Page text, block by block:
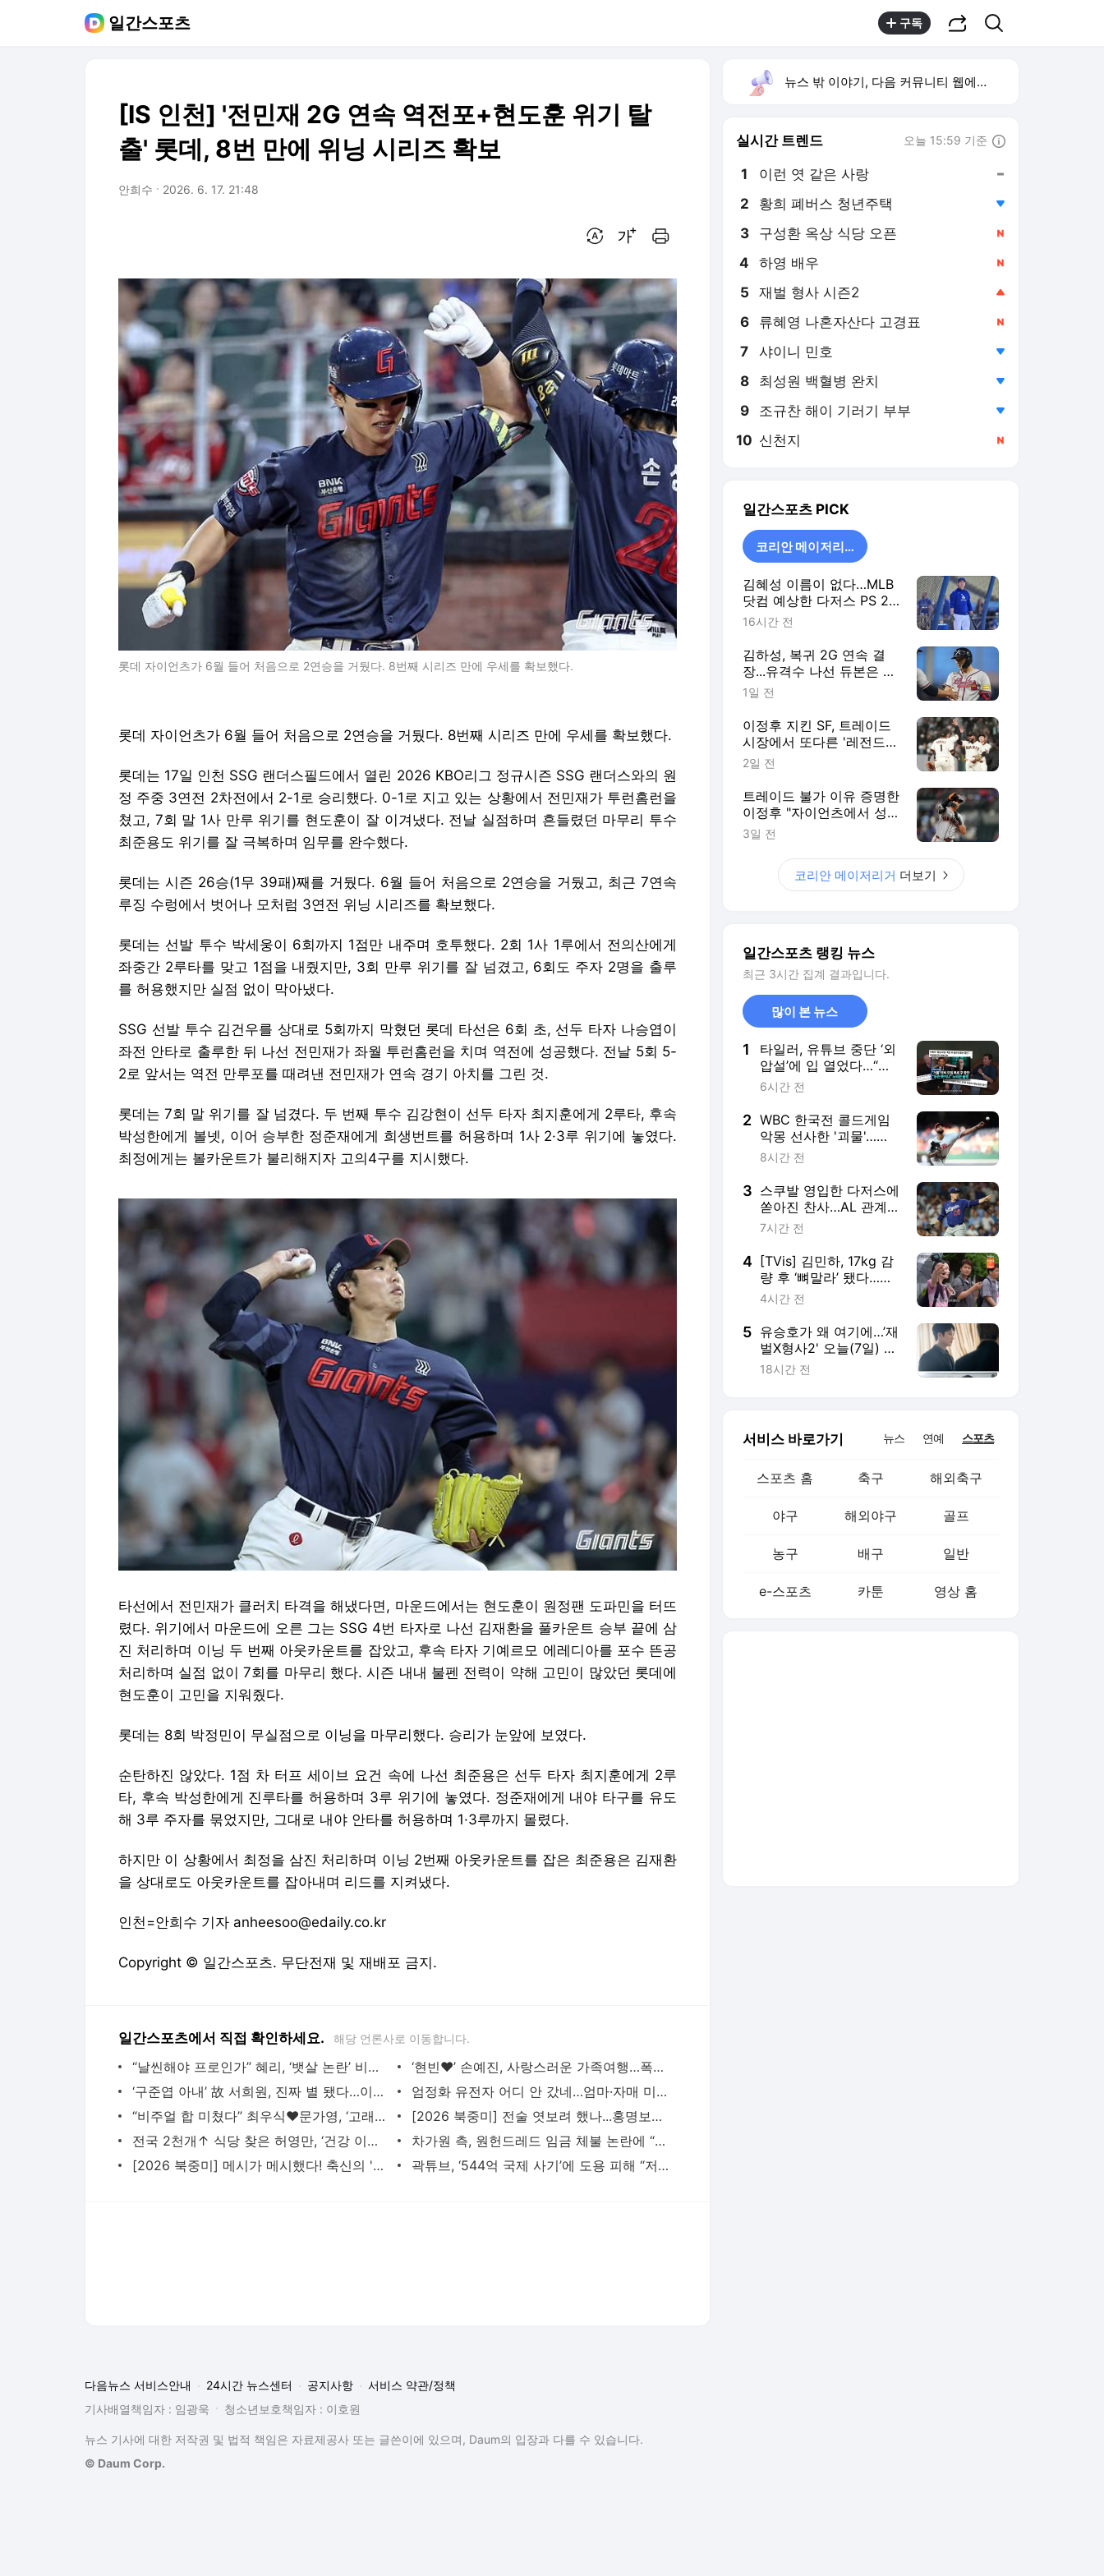
일간스포츠 구독
[IS 인천] '전민재 2G 연속 역전포+현도훈 위기 탈
출' 롯데, 8번 만에 위닝 시리즈 확보
안희수 2026. 6. 17. 21:48
롯데 자이언츠가 6월 들어 처음으로 2연승을 거뒀다. 8번째 시리즈 만에 우세를 확보했다.
롯데 자이언츠가 6월 들어 처음으로 2연승을 거뒀다. 8번째 시리즈 만에 우세를 확보했다.
롯데는 17일 인천 SSG 랜더스필드에서 열린 2026 KBO리그 정규시즌 SSG 랜더스와의 원
정 주중 3연전 2차전에서 2-1로 승리했다. 0-1로 지고 있는 상황에서 전민재가 투런홈런을
쳤고, 7회 말 1사 만루 위기를 현도훈이 잘 이겨냈다. 전날 실점하며 흔들렸던 마무리 투수
최준용도 위기를 잘 극복하며 임무를 완수했다.
롯데는 시즌 26승(1무 39패)째를 거뒀다. 6월 들어 처음으로 2연승을 거뒀고, 최근 7연속
루징 수렁에서 벗어나 모처럼 3연전 위닝 시리즈를 확보했다.
롯데는 선발 투수 박세웅이 6회까지 1점만 내주며 호투했다. 2회 1사 1루에서 전의산에게
좌중간 2루타를 맞고 1점을 내줬지만, 3회 만루 위기를 잘 넘겼고, 6회도 주자 2명을 출루
를 허용했지만 실점 없이 막아냈다.
SSG 선발 투수 김건우를 상대로 5회까지 막혔던 롯데 타선은 6회 초, 선두 타자 나승엽이
좌전 안타로 출루한 뒤 나선 전민재가 좌월 투런홈런을 치며 역전에 성공했다. 전날 5회 5-
2로 앞서는 역전 만루포를 때려낸 전민재가 연속 경기 아치를 그린 것.
롯데는 7회 말 위기를 잘 넘겼다. 두 번째 투수 김강현이 선두 타자 최지훈에게 2루타, 후속
박성한에게 볼넷, 이어 승부한 정준재에게 희생번트를 허용하며 1사 2·3루 위기에 놓였다.
최정에게는 볼카운트가 불리해지자 고의4구를 지시했다.
타선에서 전민재가 클러치 타격을 해냈다면, 마운드에서는 현도훈이 원정팬 도파민을 터뜨
렸다. 위기에서 마운드에 오른 그는 SSG 4번 타자로 나선 김재환을 풀카운트 승부 끝에 삼
진 처리하며 이닝 두 번째 아웃카운트를 잡았고, 후속 타자 기예르모 에레디아를 포수 뜬공
처리하며 실점 없이 7회를 마무리 했다. 시즌 내내 불펜 전력이 약해 고민이 많았던 롯데에
현도훈이 고민을 지워줬다.
롯데는 8회 박정민이 무실점으로 이닝을 마무리했다. 승리가 눈앞에 보였다.
순탄하진 않았다. 1점 차 터프 세이브 요건 속에 나선 최준용은 선두 타자 최지훈에게 2루
타, 후속 박성한에게 진루타를 허용하며 3루 위기에 놓였다. 정준재에게 내야 타구를 유도
해 3루 주자를 묶었지만, 그대로 내야 안타를 허용하며 1·3루까지 몰렸다.
하지만 이 상황에서 최정을 삼진 처리하며 이닝 2번째 아웃카운트를 잡은 최준용은 김재환
을 상대로도 아웃카운트를 잡아내며 리드를 지켜냈다.
인천=안희수 기자 anheesoo@edaily.co.kr
Copyright © 일간스포츠. 무단전재 및 재배포 금지.
일간스포츠에서 직접 확인하세요. 해당 언론사로 이동합니다.
“날씬해야 프로인가” 혜리, ‘뱃살 논란’ 비웃는 압도적 자태 [IS하이컷] - 일간스포츠
‘현빈♥’ 손예진, 사랑스러운 가족여행…폭풍성장 子 공개 [IS하이컷] - 일간스포츠
‘구준엽 아내’ 故 서희원, 진짜 별 됐다…이름 딴 소행성 탄생 - 일간스포츠
엄정화 유전자 어디 안 갔네…엄마·자매 미모에 강민경도 감탄 [IS하이컷] - 일간스포츠
“비주얼 합 미쳤다” 최우식♥문가영, ‘고래별’로 시대극 로맨스 도전 - 일간스포츠
[2026 북중미] 전술 엿보려 했나...홍명보호 비공개 훈련장서 불법 드론 소동
전국 2천개↑ 식당 찾은 허영만, ‘건강 이상’ 활동 중단 “‘백반기행’ 시즌1 종료” [종합] -
차가원 측, 원헌드레드 임금 체불 논란에 “이승기 매니저가 입장문 주도…모순 주장도” 반박 -
[2026 북중미] 메시가 메시했다! 축신의 '라스트댄스', 첫 경기부터 해트트릭 작렬 - 일간스포츠
곽튜브, ‘544억 국제 사기’에 도용 피해 “저 코인 안 만듭니다” [왓IS] - 일간스포츠
뉴스 밖 이야기, 다음 커뮤니티 웹에서 보기
실시간 트렌드 오늘 15:59 기준
1 이런 엿 같은 사랑
2 황희 폐버스 청년주택
3 구성환 옥상 식당 오픈
4 하영 배우
5 재벌 형사 시즌2
6 류혜영 나혼자산다 고경표
7 샤이니 민호
8 최성원 백혈병 완치
9 조규찬 해이 기러기 부부
10 신천지
일간스포츠 PICK
코리안 메이저리거
김혜성 이름이 없다…MLB
닷컴 예상한 다저스 PS 26
인 로스터 '충격 제외'
16시간 전
김하성, 복귀 2G 연속 결
장...유격수 나선 듀본은 2
안타·ATL 6연승
1일 전
이정후 지킨 SF, 트레이드
시장에서 또다른 '레전드
주니어' 품었다
2일 전
트레이드 불가 이유 증명한
이정후 "자이언츠에서 성공
하고 싶다"
3일 전
코리안 메이저리거 더보기
일간스포츠 랭킹 뉴스
최근 3시간 집계 결과입니다.
많이 본 뉴스
1
타일러, 유튜브 중단 ‘외
압설’에 입 열었다…“혼
란 겪었다면 죄송”
6시간 전
2 WBC 한국전 콜드게임
악몽 선사한 '괴물'…
MLB 시즌 15승 고지 선
8시간 전
3 스쿠발 영입한 다저스에
쏟아진 찬사…AL 관계자
"우리가 NL에 있지 않아
7시간 전
4 [TVis] 김민하, 17kg 감
량 후 ‘뼈말라’ 됐다…전
현무도 깜짝 “완전 다른
4시간 전
5 유승호가 왜 여기에…’재
벌X형사2' 오늘(7일) 첫
방송
18시간 전
서비스 바로가기 뉴스 연예 스포츠
스포츠 홈 축구 해외축구
야구 해외야구 골프
농구 배구 일반
e-스포츠 카툰 영상 홈